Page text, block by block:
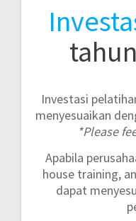
Investasi
menyesuaikan
*Please
Apabila
house training,
dapat